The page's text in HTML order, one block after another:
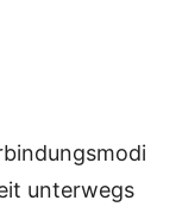
unterwegs